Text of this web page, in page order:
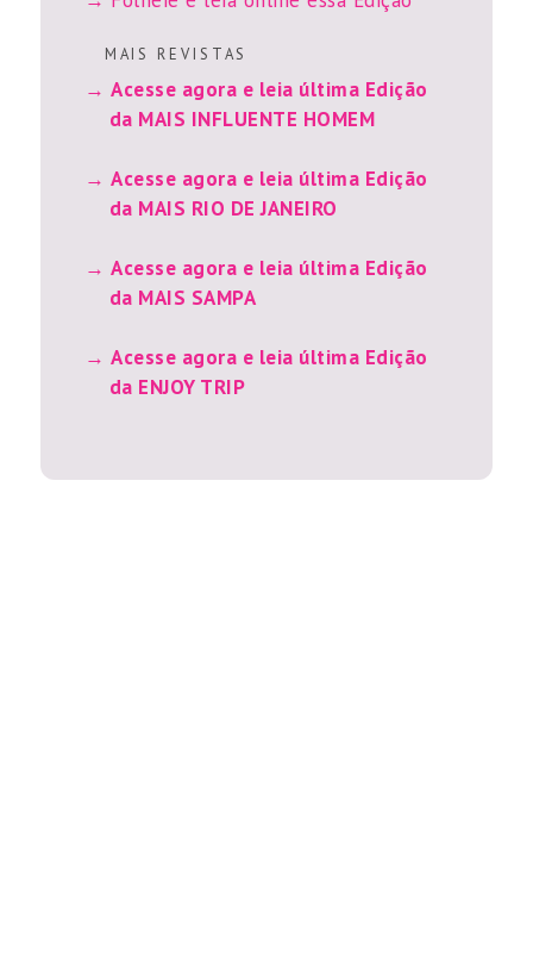
M A I S R E V I S T A S
Acesse agora e leia última Edição
da MAIS INFLUENTE HOMEM
Acesse agora e leia última Edição
da MAIS RIO DE JANEIRO
Acesse agora e leia última Edição
da MAIS SAMPA
Acesse agora e leia última Edição
da ENJOY TRIP